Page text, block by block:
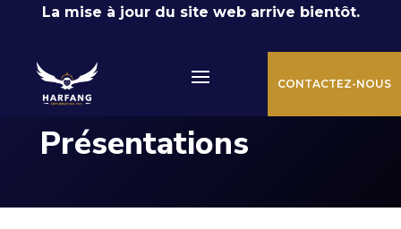
La mise à jour du site web arrive bientôt.
CONTACTEZ-NOUS
Présentations